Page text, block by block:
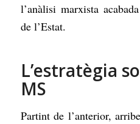
l’anàlisi marxista
de l’Estat.
L’estratègia
MS
Partint de l’anterior,